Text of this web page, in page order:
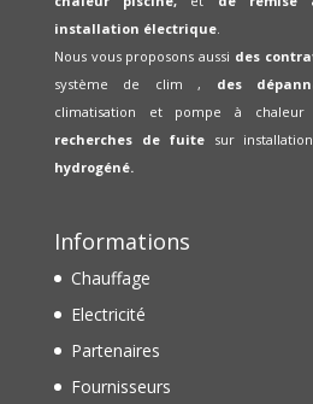
installation électrique.
Nous vous proposons aussi des
système de clim , des
climatisation et pompe à
recherches de fuite sur
hydrogéné.
Informations
Chauffage
Electricité
Partenaires
Fournisseurs